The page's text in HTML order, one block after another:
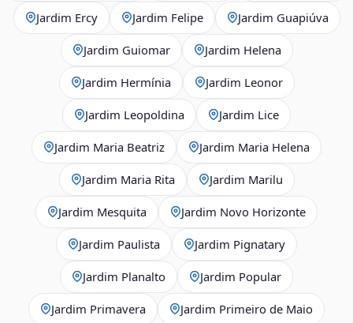
Jardim Ercy Jardim Felipe Jardim Guapiúva
Jardim Guiomar Jardim Helena
Jardim Hermínia Jardim Leonor
Jardim Leopoldina Jardim Lice
Jardim Maria Beatriz Jardim Maria Helena
Jardim Maria Rita Jardim Marilu
Jardim Mesquita Jardim Novo Horizonte
Jardim Paulista Jardim Pignatary
Jardim Planalto Jardim Popular
Jardim Primavera Jardim Primeiro de Maio